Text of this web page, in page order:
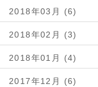
2018年03月 (6)
2018年02月 (3)
2018年01月 (4)
2017年12月 (6)